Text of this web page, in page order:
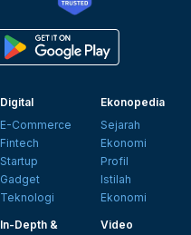
Digital
E-Commerce
Fintech
Startup
Gadget
Teknologi
Ekonopedia
Sejarah
Ekonomi
Profil
Istilah
Ekonomi
In-Depth &
Video